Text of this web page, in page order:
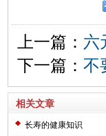
上一篇： 六
下一篇： 不
相关文章
长寿的健康知识